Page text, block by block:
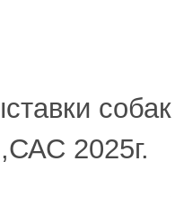
собак
2025г.